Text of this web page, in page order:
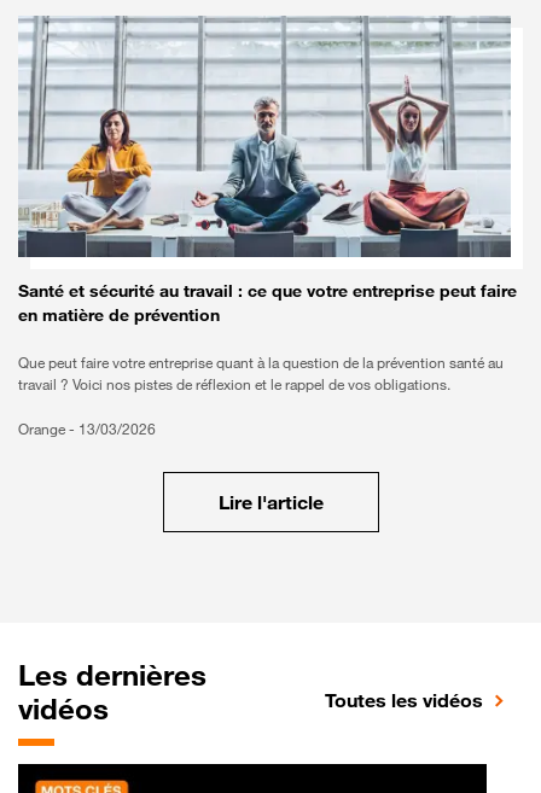
Santé et sécurité au travail : ce que votre entreprise peut faire
en matière de prévention
Que peut faire votre entreprise quant à la question de la prévention santé au
travail ? Voici nos pistes de réflexion et le rappel de vos obligations.
Orange - 13/03/2026
Lire l'article
Les dernières
vidéos
Toutes les vidéos